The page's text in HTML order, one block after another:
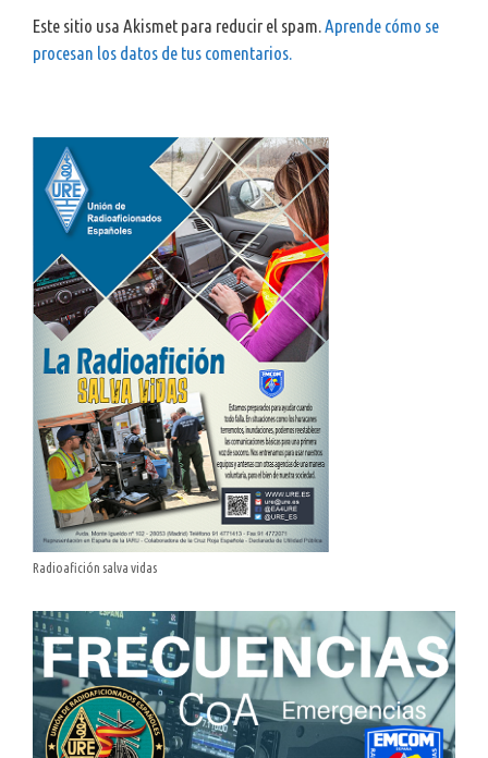
Este sitio usa Akismet para reducir el spam. Aprende cómo se
procesan los datos de tus comentarios.
Radioafición salva vidas